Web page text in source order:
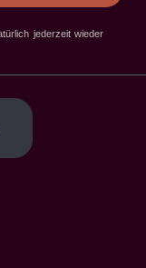
jederzeit wieder